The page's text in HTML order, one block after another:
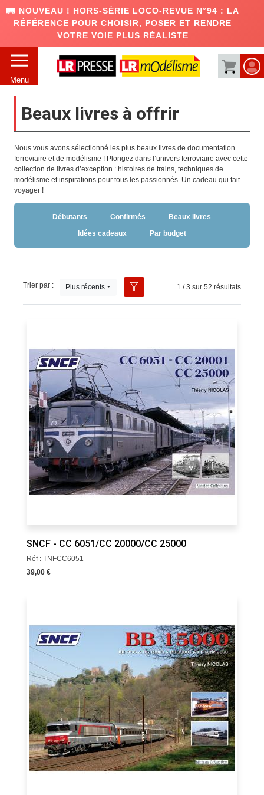
🛤️ NOUVEAU ! HORS-SÉRIE LOCO-REVUE N°94 : LA
RÉFÉRENCE POUR CHOISIR, POSER ET RENDRE
VOTRE VOIE PLUS RÉALISTE
Menu
Beaux livres à offrir
Nous vous avons sélectionné les plus beaux livres de documentation
ferroviaire et de modélisme ! Plongez dans l’univers ferroviaire avec cette
collection de livres d’exception : histoires de trains, techniques de
modélisme et inspirations pour tous les passionnés. Un cadeau qui fait
voyager !
Débutants Confirmés
Beaux livres
Idées cadeaux
Par budget
1 / 3 sur 52 résultats
Trier par : Plus récents
SNCF - CC 6051/CC 20000/CC 25000
Réf : TNFCC6051
39,00 €